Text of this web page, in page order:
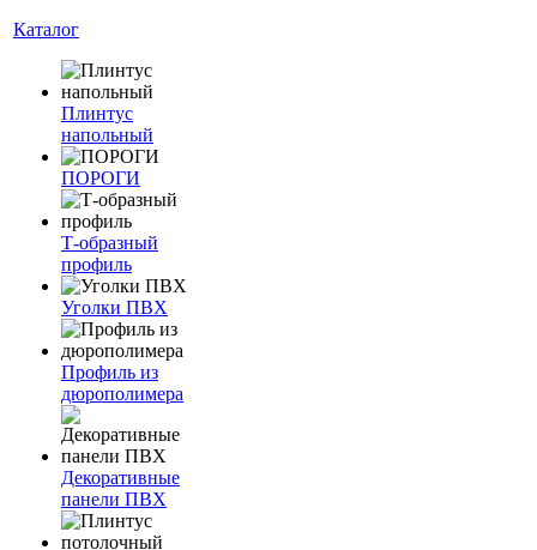
Каталог
Плинтус
напольный
ПОРОГИ
Т-образный
профиль
Уголки ПВХ
Профиль из
дюрополимера
Декоративные
панели ПВХ